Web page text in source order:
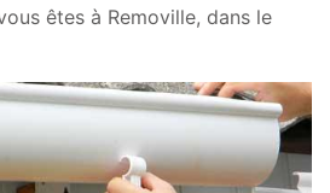
êtes à Removille, dans le